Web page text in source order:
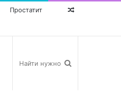
Простатит Random